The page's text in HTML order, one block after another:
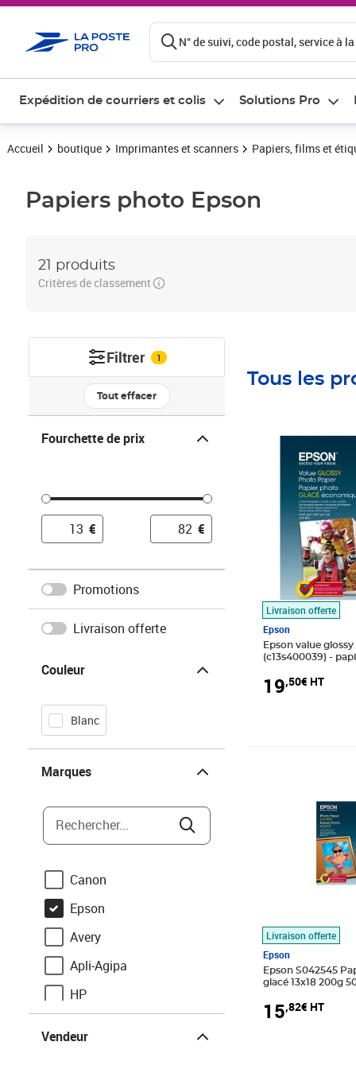
N° de suivi, code postal, service à
Expédition de courriers et colis Solutions Pro
Accueil boutique Imprimantes et scanners Papiers, films et
Papiers photo Epson
21 produits
Critères de classement
Filtrer 1
Tout effacer
Fourchette de prix
€ €
Promotions
Livraison offerte
Couleur
Blanc
Marques
Rechercher...
Canon
Epson
Avery
Apli-Agipa
HP
Vendeur
Tous les
Livraison offerte
Epson
Epson value glossy
(c13s400039) -
19,50€ HT
Livraison offerte
Epson
Epson S042545
glacé
15,82€ HT